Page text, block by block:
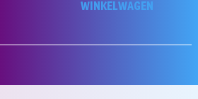
WINKELWAGEN